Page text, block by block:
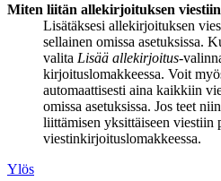
Miten liitän allekirjoituksen
Lisätäksesi allekirjoituksen
sellainen omissa asetuksissa.
valita Lisää allekirjoitus-
kirjoituslomakkeessa. Voit
automaattisesti aina kaikkiin
omissa asetuksissa. Jos teet
liittämisen yksittäiseen viestiin
viestinkirjoituslomakkeessa.
Ylös